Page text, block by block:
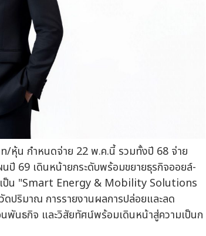
/หุ้น กำหนดจ่าย 22 พ.ค.นี้ รวมทั้งปี 68 จ่าย
ปี 69 เดินหน้ายกระดับพร้อมขยายธุรกิจออยล์-
รเป็น "Smart Energy & Mobility Solutions
ปริมาณ การรายงานผลการปล่อยและลด
พันธกิจ และวิสัยทัศน์พร้อมเดินหน้าสู่ความเป็นก